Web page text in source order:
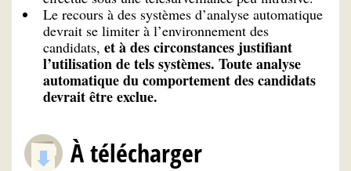
Le recours à des systèmes d’analyse automatique
devrait se limiter à l’environnement des
candidats, et à des circonstances justifiant
l’utilisation de tels systèmes. Toute analyse
automatique du comportement des candidats
devrait être exclue.
À télécharger